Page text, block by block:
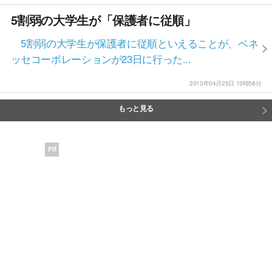
5割弱の大学生が「保護者に従順」
5割弱の大学生が保護者に従順といえることが、ベネ
ッセコーポレーションが23日に行った...
2013年04月25日 13時58分
もっと見る
PR